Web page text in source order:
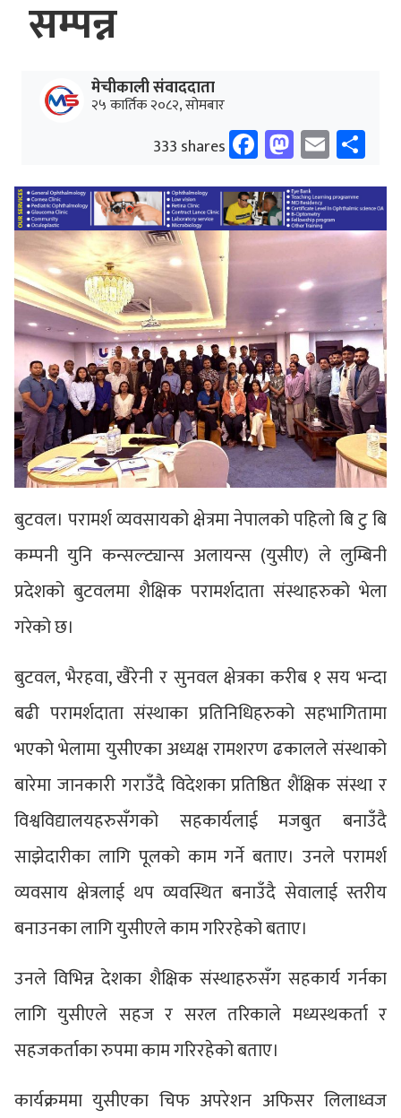
सम्पन्न
मेचीकाली संवाददाता
२५ कार्तिक २०८२, सोमबार
333 shares Facebook
Email
बुटवल। परामर्श व्यवसायको क्षेत्रमा नेपालको पहिलो बि टु बि
कम्पनी युनि कन्सल्ट्यान्स अलायन्स (युसीए) ले लुम्बिनी
प्रदेशको बुटवलमा शैक्षिक परामर्शदाता संस्थाहरुको भेला
गरेको छ।
बुटवल, भैरहवा, खैरेनी र सुनवल क्षेत्रका करीब १ सय भन्दा
बढी परामर्शदाता संस्थाका प्रतिनिधिहरुको सहभागितामा
भएको भेलामा युसीएका अध्यक्ष रामशरण ढकालले संस्थाको
बारेमा जानकारी गराउँदै विदेशका प्रतिष्ठित शैंक्षिक संस्था र
विश्वविद्यालयहरुसँगको सहकार्यलाई मजबुत बनाउँदै
साझेदारीका लागि पूलको काम गर्ने बताए। उनले परामर्श
व्यवसाय क्षेत्रलाई थप व्यवस्थित बनाउँदै सेवालाई स्तरीय
बनाउनका लागि युसीएले काम गरिरहेको बताए।
उनले विभिन्न देशका शैक्षिक संस्थाहरुसँग सहकार्य गर्नका
लागि युसीएले सहज र सरल तरिकाले मध्यस्थकर्ता र
सहजकर्ताका रुपमा काम गरिरहेको बताए।
कार्यक्रममा युसीएका चिफ अपरेशन अफिसर लिलाध्वज